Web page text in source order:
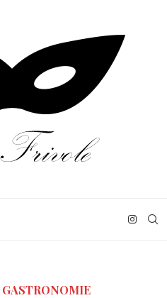
GASTRONOMIE